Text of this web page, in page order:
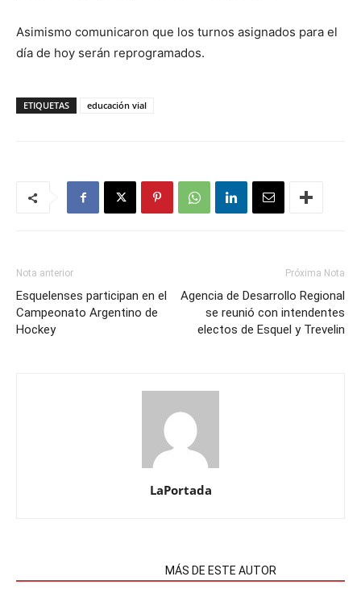
Asimismo comunicaron que los turnos asignados para el
día de hoy serán reprogramados.
ETIQUETAS educación vial
Nota anterior
Esquelenses participan en el
Campeonato Argentino de
Hockey
Próxima Nota
Agencia de Desarrollo Regional
se reunió con intendentes
electos de Esquel y Trevelin
LaPortada
MÁS DE ESTE AUTOR